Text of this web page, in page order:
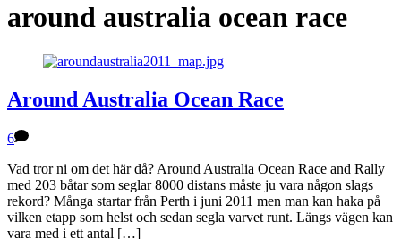
around australia ocean race
Around Australia Ocean Race
6
Vad tror ni om det här då? Around Australia Ocean Race and Rally
med 203 båtar som seglar 8000 distans måste ju vara någon slags
rekord? Många startar från Perth i juni 2011 men man kan haka på
vilken etapp som helst och sedan segla varvet runt. Längs vägen kan
vara med i ett antal […]